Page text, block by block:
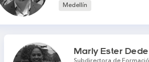
Medellín
Marly Ester